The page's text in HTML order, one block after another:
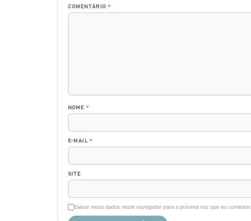
COMENTÁRIO *
NOME *
E-MAIL*
SITE
Salvar meus dados neste navegador para a próxima vez que eu comentar.